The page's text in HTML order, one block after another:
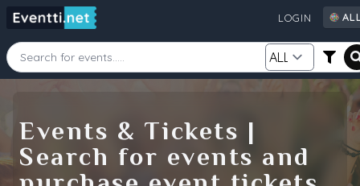
Source
LOGIN
AU
DE
FI
GB
IE
Events & Tickets |
Search for events and